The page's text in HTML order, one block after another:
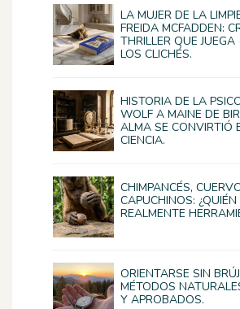
LA MUJER DE LA
FREIDA MCFADDEN:
THRILLER QUE JUEGA
LOS CLICHÉS.
HISTORIA DE LA
WOLF A MAINE DE
ALMA SE CONVIRTIÓ
CIENCIA.
CHIMPANCÉS,
CAPUCHINOS:
REALMENTE
ORIENTARSE SIN
MÉTODOS
Y APROBADOS.